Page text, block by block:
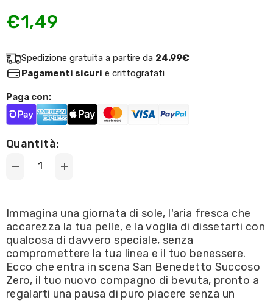
€1,49
Spedizione gratuita a partire da 24.99€
Pagamenti sicuri e crittografati
Paga con:
Quantità:
Decrease
Benedetto
Succoso
Zero
gusto
Arancia
Arancia
Rossa
400ml
Increase
Benedetto
-
Succoso
Zero
gusto
Arancia
Arancia
Rossa
400ml
Immagina una giornata di sole, l'aria fresca che
accarezza la tua pelle, e la voglia di dissetarti con
qualcosa di davvero speciale, senza
compromettere la tua linea e il tuo benessere.
Ecco che entra in scena San Benedetto Succoso
Zero, il tuo nuovo compagno di bevuta, pronto a
regalarti una pausa di puro piacere senza un